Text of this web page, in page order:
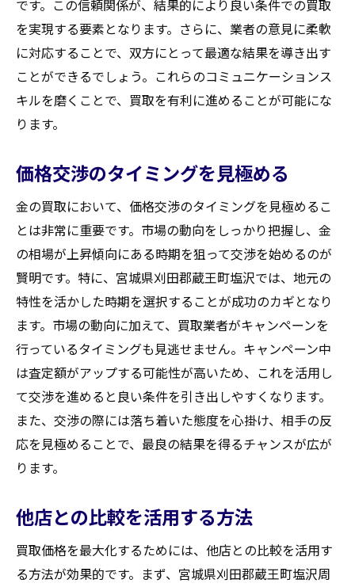
です。この信頼関係が、結果的により良い条件での買取
を実現する要素となります。さらに、業者の意見に柔軟
に対応することで、双方にとって最適な結果を導き出す
ことができるでしょう。これらのコミュニケーションス
キルを磨くことで、買取を有利に進めることが可能にな
ります。
価格交渉のタイミングを見極める
金の買取において、価格交渉のタイミングを見極めるこ
とは非常に重要です。市場の動向をしっかり把握し、金
の相場が上昇傾向にある時期を狙って交渉を始めるのが
賢明です。特に、宮城県刈田郡蔵王町塩沢では、地元の
特性を活かした時期を選択することが成功のカギとなり
ます。市場の動向に加えて、買取業者がキャンペーンを
行っているタイミングも見逃せません。キャンペーン中
は査定額がアップする可能性が高いため、これを活用し
て交渉を進めると良い条件を引き出しやすくなります。
また、交渉の際には落ち着いた態度を心掛け、相手の反
応を見極めることで、最良の結果を得るチャンスが広が
ります。
他店との比較を活用する方法
買取価格を最大化するためには、他店との比較を活用す
る方法が効果的です。まず、宮城県刈田郡蔵王町塩沢周